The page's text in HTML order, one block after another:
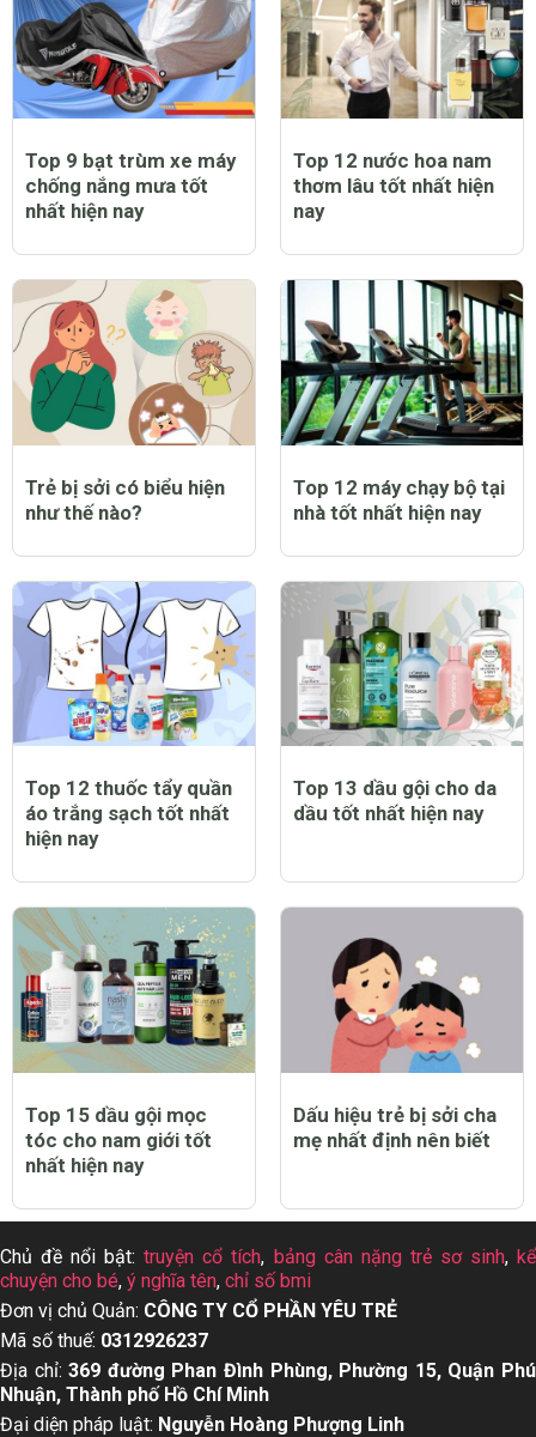
phòng sởi được không
và lưu ý dành cho cha
mẹ
không và lời giải đáp
đầy bất ngờ
Top 9 bạt trùm xe máy
chống nắng mưa tốt
nhất hiện nay
Top 12 nước hoa nam
thơm lâu tốt nhất hiện
nay
Trẻ bị sởi có biểu hiện
như thế nào?
Top 12 máy chạy bộ tại
nhà tốt nhất hiện nay
Top 12 thuốc tẩy quần
áo trắng sạch tốt nhất
hiện nay
Top 13 dầu gội cho da
dầu tốt nhất hiện nay
Top 15 dầu gội mọc
tóc cho nam giới tốt
nhất hiện nay
Dấu hiệu trẻ bị sởi cha
mẹ nhất định nên biết